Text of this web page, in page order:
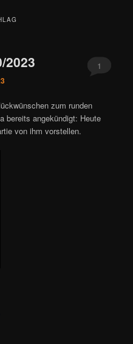
2023 1
zum runden
bereits angekündigt: Heute
von ihm vorstellen.